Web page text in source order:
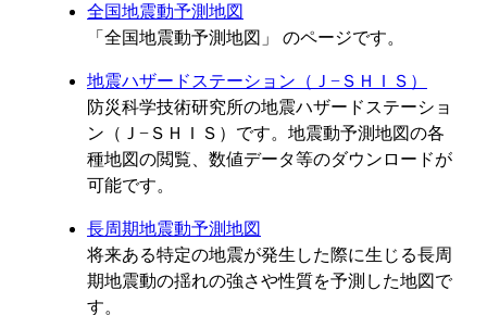
全国地震動予測地図
「全国地震動予測地図」 のページです。
地震ハザードステーション（Ｊ−ＳＨＩＳ）
防災科学技術研究所の地震ハザードステーショ
ン（Ｊ−ＳＨＩＳ）です。地震動予測地図の各
種地図の閲覧、数値データ等のダウンロードが
可能です。
長周期地震動予測地図
将来ある特定の地震が発生した際に生じる長周
期地震動の揺れの強さや性質を予測した地図で
す。